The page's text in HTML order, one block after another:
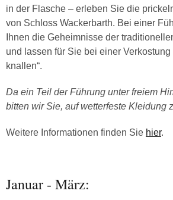
in der Flasche – erleben Sie die
von Schloss Wackerbarth. Bei einer
Ihnen die Geheimnisse der
und lassen für Sie bei einer Verkostung
knallen“.
Da ein Teil der Führung unter freiem
bitten wir Sie, auf wetterfeste Kleidung
Weitere Informationen finden Sie hier.
Januar - März: